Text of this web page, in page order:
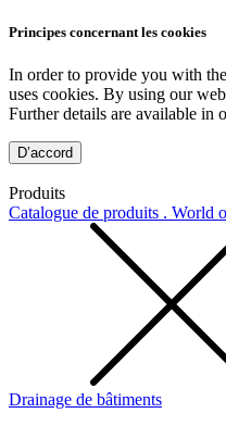
Principes concernant les cookies
In order to provide you with
uses cookies. By using our
Further details are available in
D’accord
Produits
Catalogue de produits . World
Drainage de bâtiments